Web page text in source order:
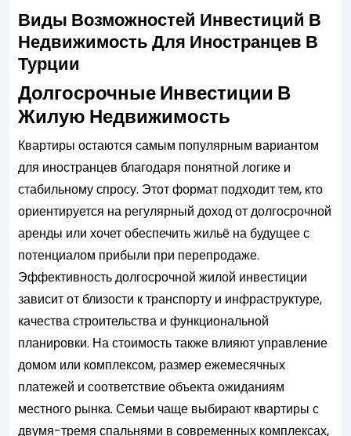
Виды Возможностей Инвестиций В
Недвижимость Для Иностранцев В
Турции
Долгосрочные Инвестиции В
Жилую Недвижимость
Квартиры остаются самым популярным вариантом
для иностранцев благодаря понятной логике и
стабильному спросу. Этот формат подходит тем, кто
ориентируется на регулярный доход от долгосрочной
аренды или хочет обеспечить жильё на будущее с
потенциалом прибыли при перепродаже.
Эффективность долгосрочной жилой инвестиции
зависит от близости к транспорту и инфраструктуре,
качества строительства и функциональной
планировки. На стоимость также влияют управление
домом или комплексом, размер ежемесячных
платежей и соответствие объекта ожиданиям
местного рынка. Семьи чаще выбирают квартиры с
двумя-тремя спальнями в современных комплексах,